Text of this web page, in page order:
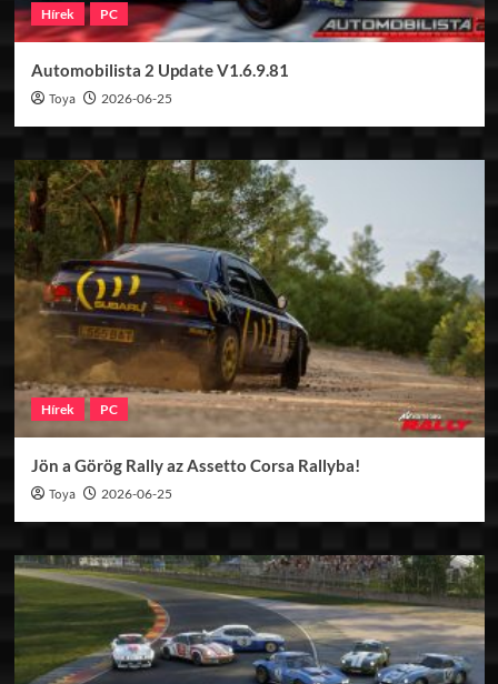
Hírek PC
Automobilista 2 Update V1.6.9.81
Toya 2026-06-25
Hírek PC
Jön a Görög Rally az Assetto Corsa Rallyba!
Toya 2026-06-25